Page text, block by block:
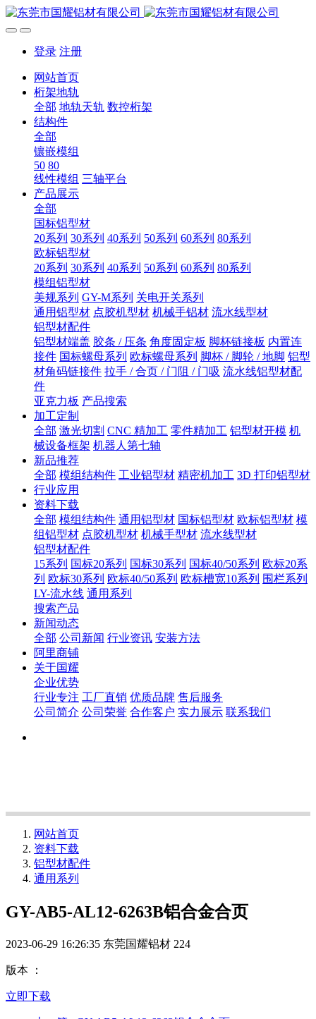
登录 注册
网站首页
桁架地轨
全部 地轨天轨 数控桁架
结构件
全部
镶嵌模组
50 80
线性模组 三轴平台
产品展示
全部
国标铝型材
20系列 30系列 40系列 50系列 60系列 80系列
欧标铝型材
20系列 30系列 40系列 50系列 60系列 80系列
模组铝型材
美规系列 GY-M系列 关电开关系列
通用铝型材 点胶机型材 机械手铝材 流水线型材
铝型材配件
铝型材端盖 胶条 / 压条 角度固定板 脚杯链接板 内置连
接件 国标螺母系列 欧标螺母系列 脚杯 / 脚轮 / 地脚 铝型
材角码链接件 拉手 / 合页 / 门阻 / 门吸 流水线铝型材配
件
亚克力板 产品搜索
加工定制
全部 激光切割 CNC 精加工 零件精加工 铝型材开模 机
械设备框架 机器人第七轴
新品推荐
全部 模组结构件 工业铝型材 精密机加工 3D 打印铝型材
行业应用
资料下载
全部 模组结构件 通用铝型材 国标铝型材 欧标铝型材 模
组铝型材 点胶机型材 机械手型材 流水线型材
铝型材配件
15系列 国标20系列 国标30系列 国标40/50系列 欧标20系
列 欧标30系列 欧标40/50系列 欧标槽宽10系列 围栏系列
LY-流水线 通用系列
搜索产品
新闻动态
全部 公司新闻 行业资讯 安装方法
阿里商铺
关于国耀
企业优势
行业专注 工厂直销 优质品牌 售后服务
公司简介 公司荣誉 合作客户 实力展示 联系我们
网站首页
资料下载
铝型材配件
通用系列
GY-AB5-AL12-6263B铝合金合页
2023-06-29 16:26:35 东莞国耀铝材 224
版本 ：
立即下载